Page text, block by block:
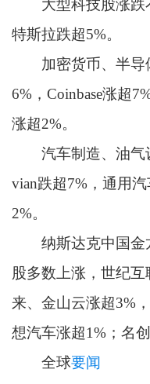
大型科技股涨跌不
特斯拉跌超5%。
加密货币、半导
6%，Coinbase涨超
涨超2%。
汽车制造、油气
vian跌超7%，通用
2%。
纳斯达克中国金
股多数上涨，世纪
来、金山云涨超3%
想汽车涨超1%；名
全球要闻